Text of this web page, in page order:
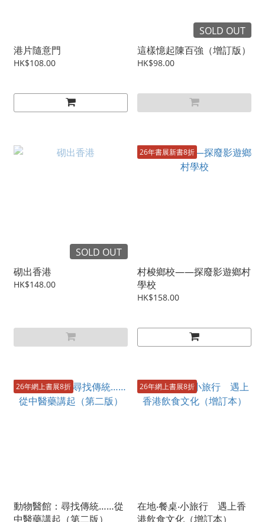
港片隨意門
HK$108.00
SOLD OUT
這樣憶起陳百強（增訂版）
HK$98.00
SOLD OUT
砌出香港
HK$148.00
26年書展新書8折
村梭鄉校——探廢影遊鄉村
學校
HK$158.00
26年網上書展8折
動物醫館：尋找傳統……從
中醫藥講起（第二版）
26年網上書展8折
在地‧餐桌‧小旅行 遇上香
港飲食文化（增訂本）